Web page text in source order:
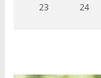
23 24